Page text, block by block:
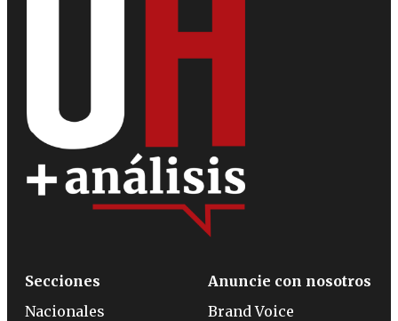
Secciones
Nacionales
Anuncie con nosotros
Brand Voice